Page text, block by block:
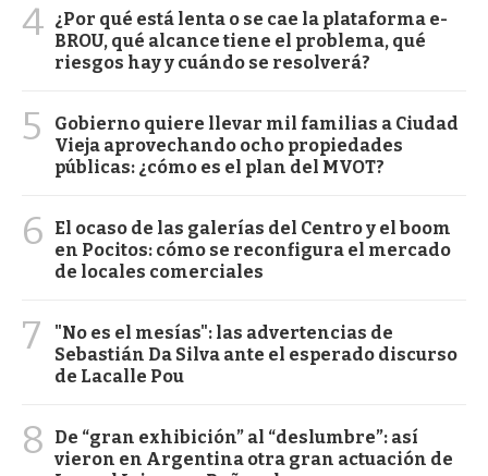
4 ¿Por qué está lenta o se cae la plataforma e-
BROU, qué alcance tiene el problema, qué
riesgos hay y cuándo se resolverá?
5
Gobierno quiere llevar mil familias a Ciudad
Vieja aprovechando ocho propiedades
públicas: ¿cómo es el plan del MVOT?
6
El ocaso de las galerías del Centro y el boom
en Pocitos: cómo se reconfigura el mercado
de locales comerciales
7
"No es el mesías": las advertencias de
Sebastián Da Silva ante el esperado discurso
de Lacalle Pou
8
De “gran exhibición” al “deslumbre”: así
vieron en Argentina otra gran actuación de